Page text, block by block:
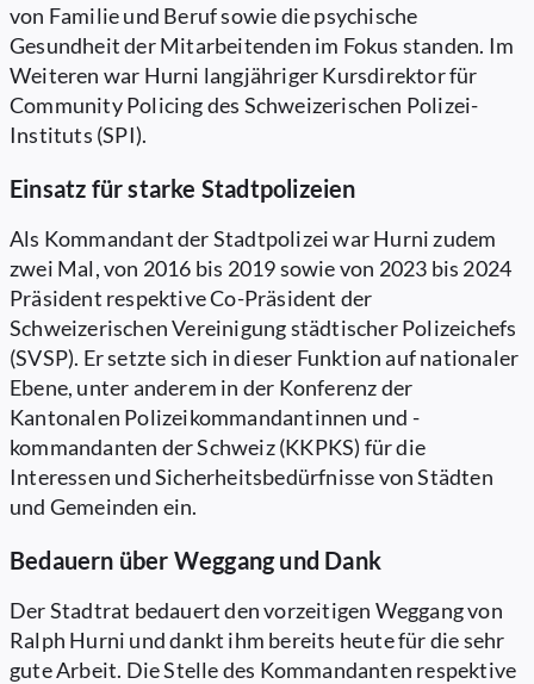
von Familie und Beruf sowie die psychische
Gesundheit der Mitarbeitenden im Fokus standen. Im
Weiteren war Hurni langjähriger Kursdirektor für
Community Policing des Schweizerischen Polizei-
Instituts (SPI).
Einsatz für starke Stadtpolizeien
Als Kommandant der Stadtpolizei war Hurni zudem
zwei Mal, von 2016 bis 2019 sowie von 2023 bis 2024
Präsident respektive Co-Präsident der
Schweizerischen Vereinigung städtischer Polizeichefs
(SVSP). Er setzte sich in dieser Funktion auf nationaler
Ebene, unter anderem in der Konferenz der
Kantonalen Polizeikommandantinnen und -
kommandanten der Schweiz (KKPKS) für die
Interessen und Sicherheitsbedürfnisse von Städten
und Gemeinden ein.
Bedauern über Weggang und Dank
Der Stadtrat bedauert den vorzeitigen Weggang von
Ralph Hurni und dankt ihm bereits heute für die sehr
gute Arbeit. Die Stelle des Kommandanten respektive